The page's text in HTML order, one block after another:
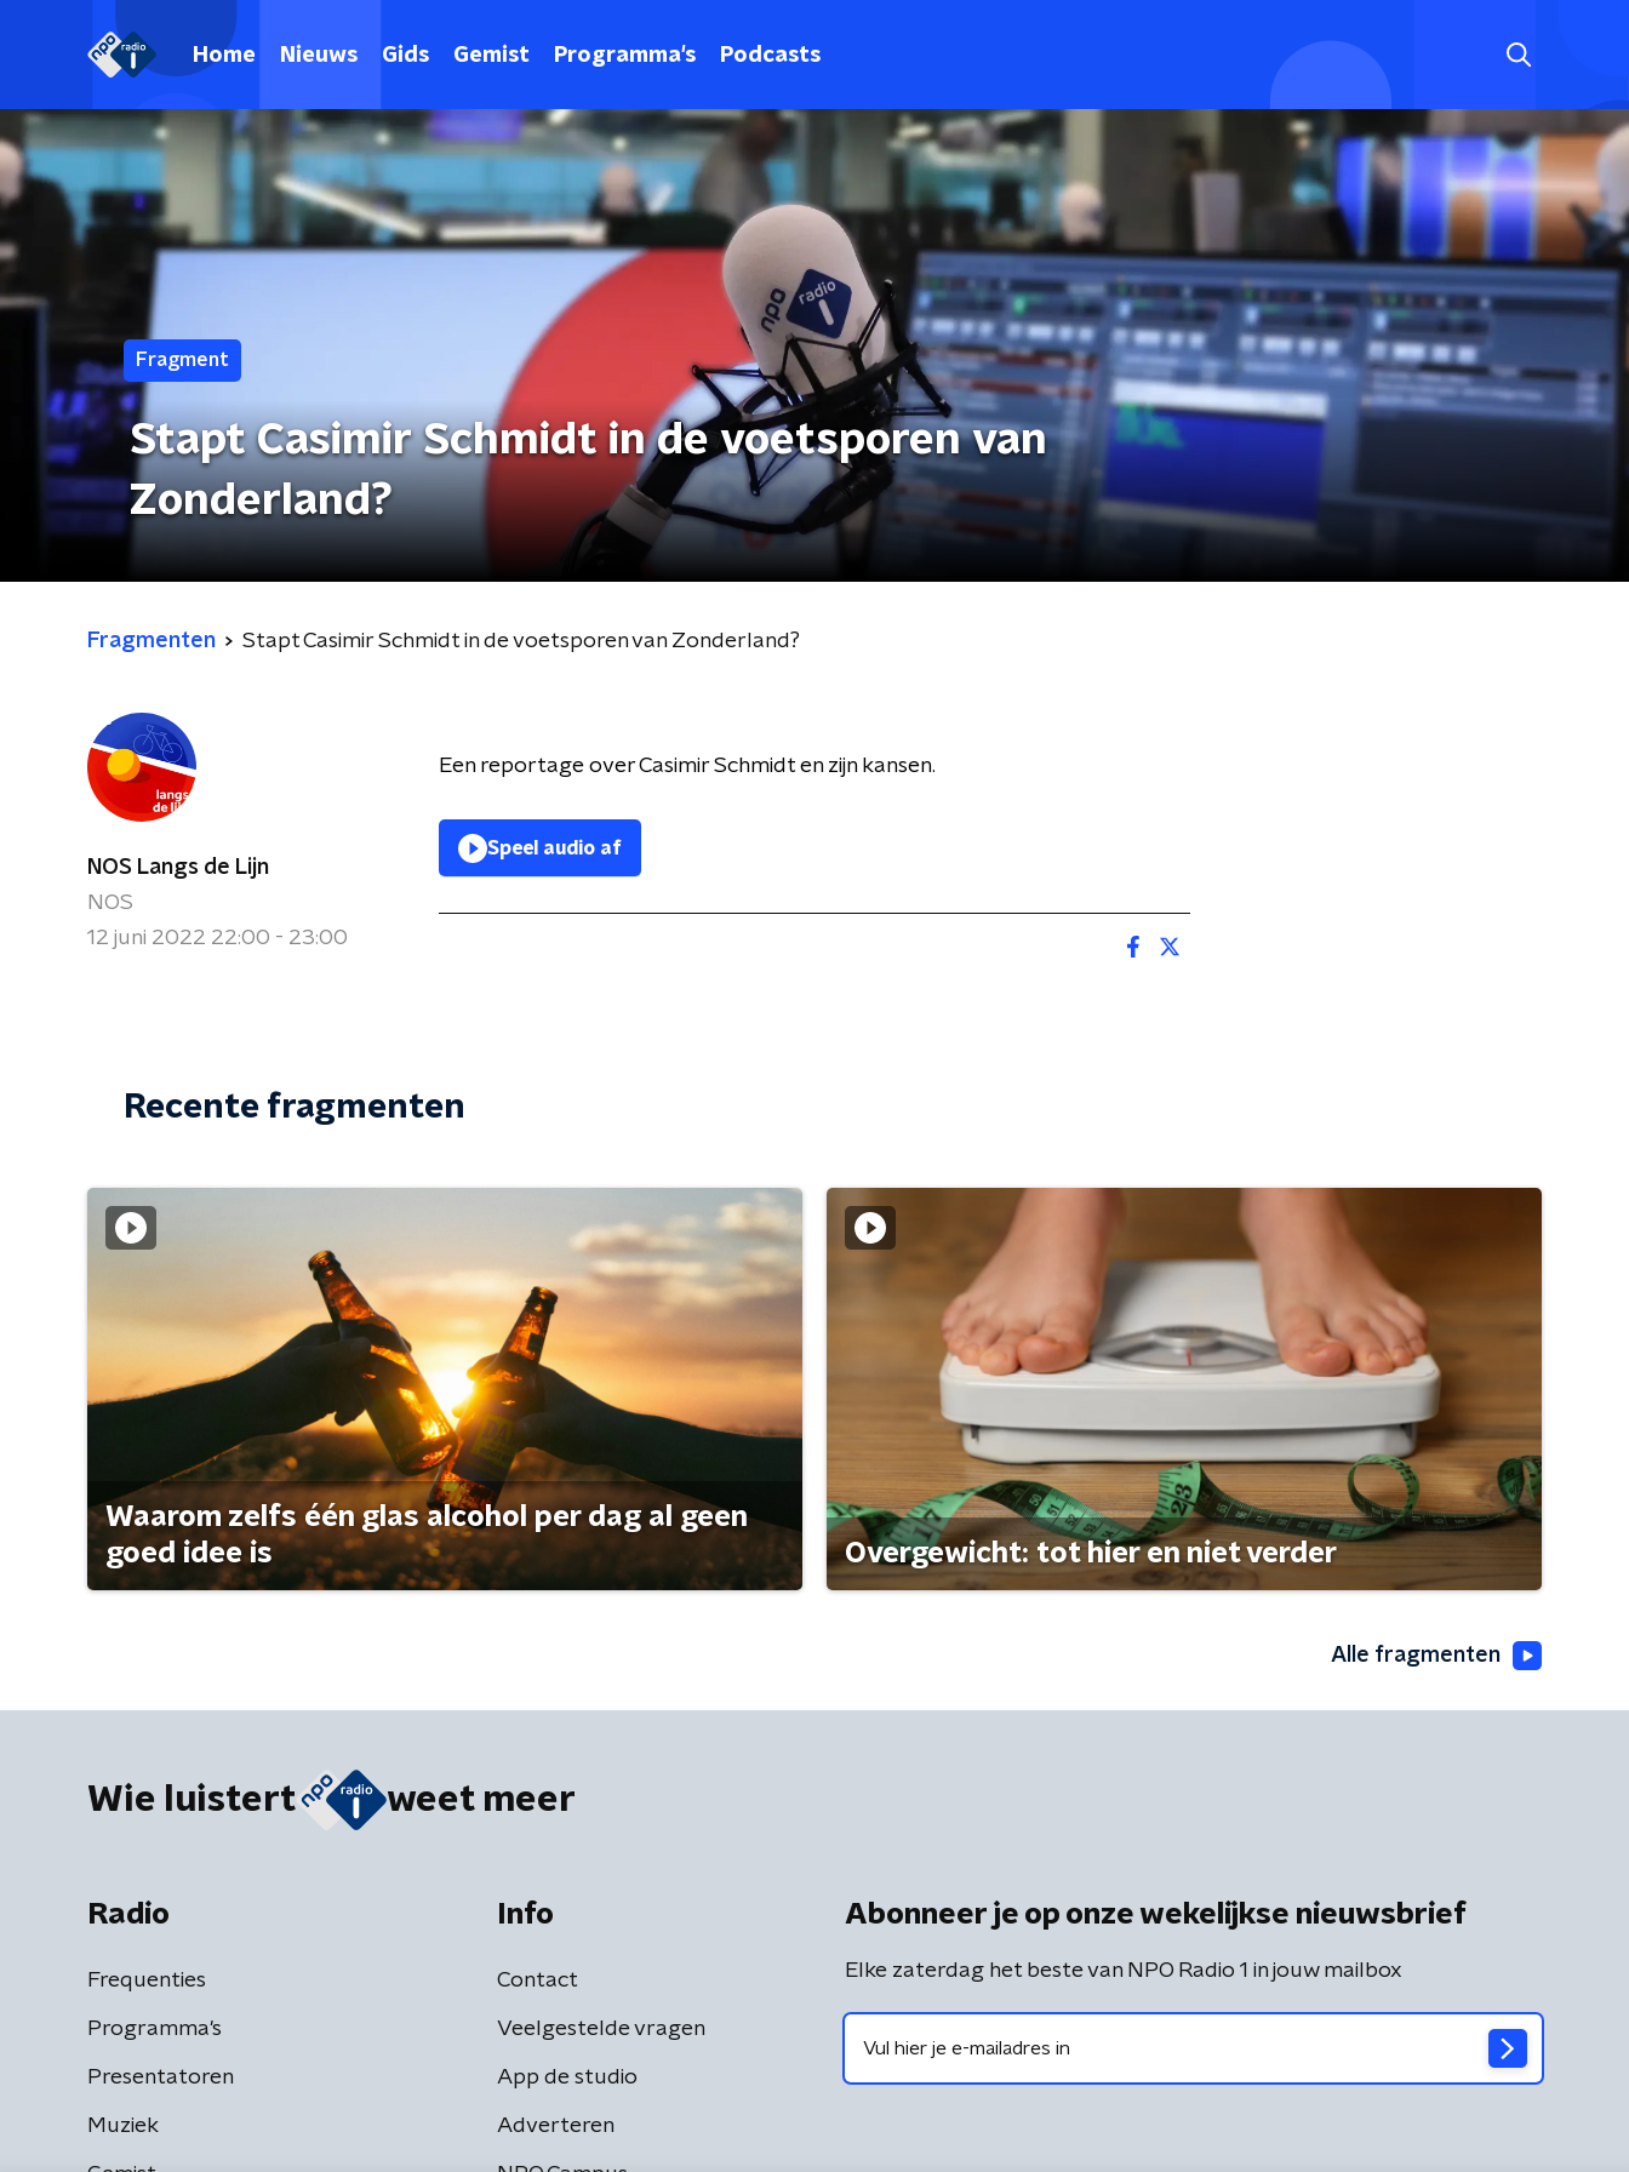
Home Nieuws Gids Gemist Programma's Podcasts
Fragment
Stapt Casimir Schmidt in de voetsporen van
Zonderland?
Fragmenten Stapt Casimir Schmidt in de voetsporen van Zonderland?
NOS Langs de Lijn
NOS
12 juni 2022 22:00 - 23:00
Een reportage over Casimir Schmidt en zijn kansen.
Speel audio af
Recente fragmenten
Waarom zelfs één glas alcohol per dag al geen
goed idee is
Overgewicht: tot hier en niet verder
Alle fragmenten
Wie luistert weet meer
Radio
Frequenties
Programma's
Presentatoren
Muziek
Info
Contact
Veelgestelde vragen
App de studio
Adverteren
Abonneer je op onze wekelijkse nieuwsbrief
Elke zaterdag het beste van NPO Radio 1 in jouw mailbox